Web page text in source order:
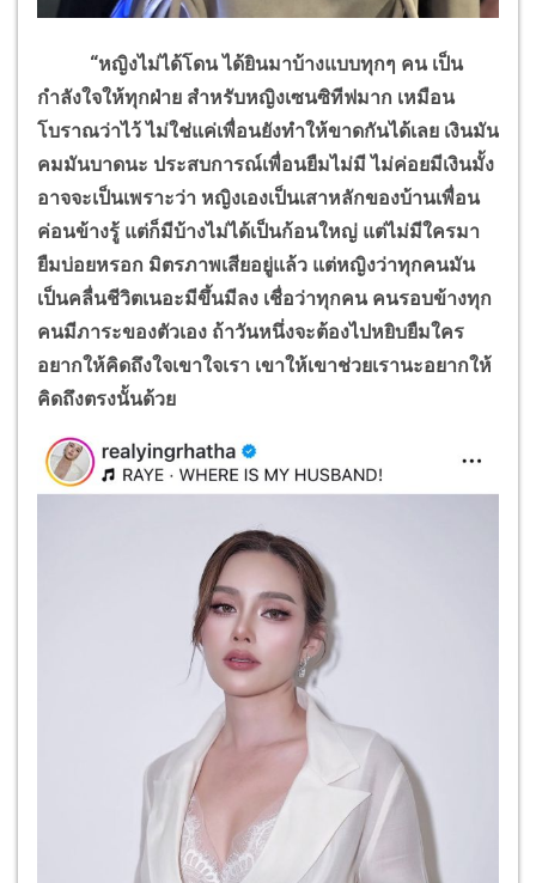
“หญิงไม่ได้โดน ได้ยินมาบ้างแบบทุกๆ คน เป็น
กำลังใจให้ทุกฝ่าย สำหรับหญิงเซนซิทีฟมาก เหมือน
โบราณว่าไว้ ไม่ใช่แค่เพื่อนยังทำให้ขาดกันได้เลย เงินมัน
คมมันบาดนะ ประสบการณ์เพื่อนยืมไม่มี ไม่ค่อยมีเงินมั้ง
อาจจะเป็นเพราะว่า หญิงเองเป็นเสาหลักของบ้านเพื่อน
ค่อนข้างรู้ แต่ก็มีบ้างไม่ได้เป็นก้อนใหญ่ แต่ไม่มีใครมา
ยืมบ่อยหรอก มิตรภาพเสียอยู่แล้ว แต่หญิงว่าทุกคนมัน
เป็นคลื่นชีวิตเนอะมีขึ้นมีลง เชื่อว่าทุกคน คนรอบข้างทุก
คนมีภาระของตัวเอง ถ้าวันหนึ่งจะต้องไปหยิบยืมใคร
อยากให้คิดถึงใจเขาใจเรา เขาให้เขาช่วยเรานะอยากให้
คิดถึงตรงนั้นด้วย